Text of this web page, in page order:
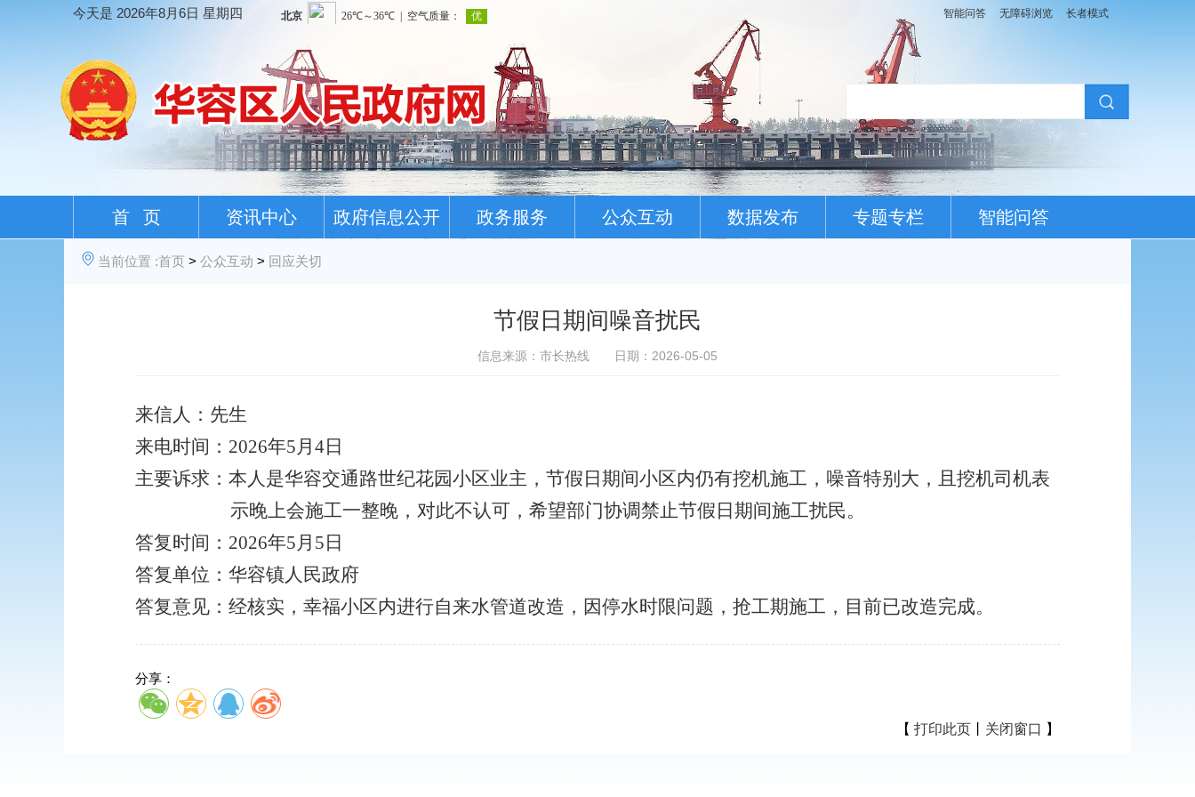
今天是 2026年8月6日 星期四 智能问答 无障碍浏览 长者模式
首 页 资讯中心 政府信息公开 政务服务 公众互动 数据发布 专题专栏 智能问答
当前位置 :首页 > 公众互动 > 回应关切
节假日期间噪音扰民
信息来源：市长热线 日期：2026-05-05
来信人：先生
来电时间： 2026年5月4日
主要诉求： 本人是华容交通路世纪花园小区业主，节假日期间小区内仍有挖机施工，噪音特别大，且挖机司机表
示晚上会施工一整晚，对此不认可，希望部门协调禁止节假日期间施工扰民。
答复时间： 2026年5月5日
答复单位：华容镇人民政府
答复意见：经核实，幸福小区内进行自来水管道改造，因停水时限问题，抢工期施工，目前已改造完成。
分享：
【 打印此页 关闭窗口 】